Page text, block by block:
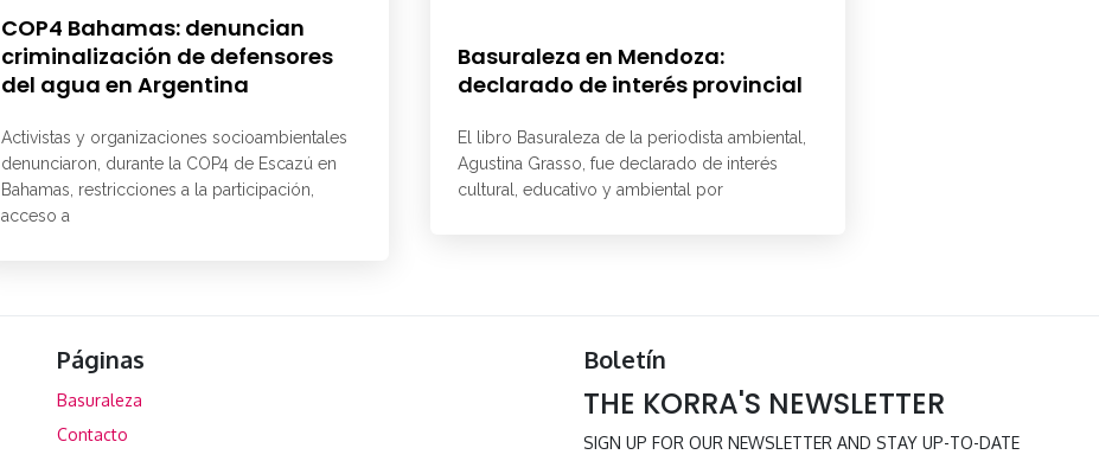
COP4 Bahamas: denuncian
criminalización de defensores
del agua en Argentina
Activistas y organizaciones socioambientales
denunciaron, durante la COP4 de Escazú en
Bahamas, restricciones a la participación,
acceso a
Basuraleza en Mendoza:
declarado de interés provincial
El libro Basuraleza de la periodista ambiental,
Agustina Grasso, fue declarado de interés
cultural, educativo y ambiental por
Páginas
Basuraleza
Contacto
Boletín
THE KORRA'S NEWSLETTER
SIGN UP FOR OUR NEWSLETTER AND STAY UP-TO-DATE